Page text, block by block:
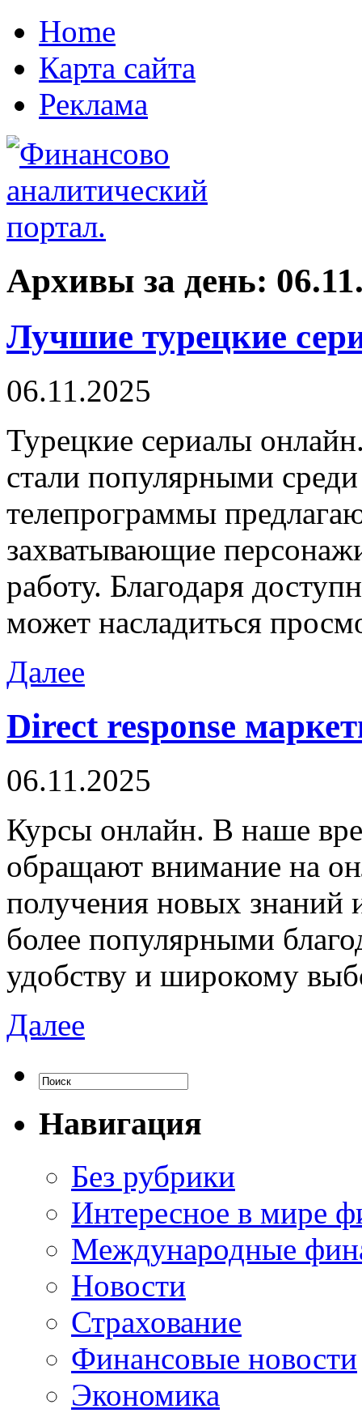
Home
Карта сайта
Реклама
Архивы за день:
Лучшие турецкие
06.11.2025
Турeцкиe сeриaлы
стали популярными
телепрограммы
захватывающие
работу. Благодаря
может насладиться
Далее
Direct response
06.11.2025
Курсы oнлaйн. В нaшe
обращают внимание на
получения новых знаний
более популярными
удобству и широкому
Далее
Навигация
Без рубрики
Интересное в мире
Международные
Новости
Страхование
Финансовые новости
Экономика